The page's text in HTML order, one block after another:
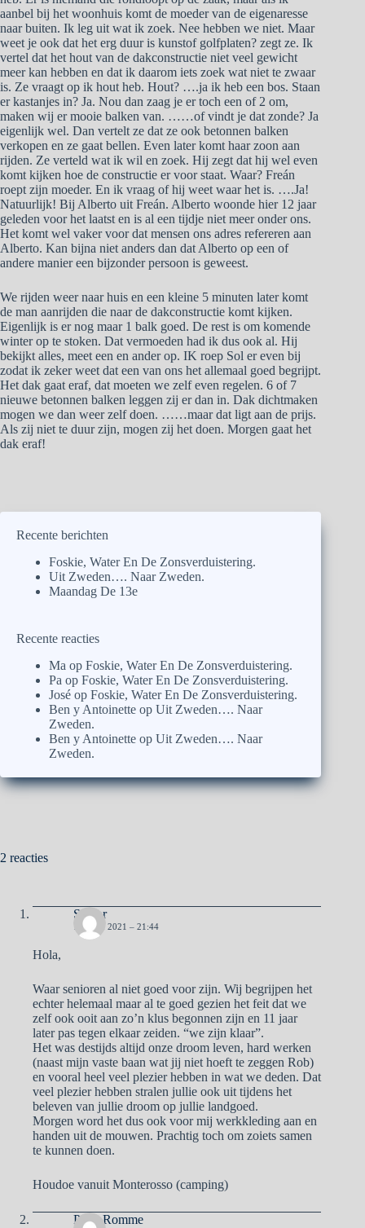
aanbel bij het woonhuis komt de moeder van de eigenaresse
naar buiten. Ik leg uit wat ik zoek. Nee hebben we niet. Maar
weet je ook dat het erg duur is kunstof golfplaten? zegt ze. Ik
vertel dat het hout van de dakconstructie niet veel gewicht
meer kan hebben en dat ik daarom iets zoek wat niet te zwaar
is. Ze vraagt op ik hout heb. Hout? ….ja ik heb een bos. Staan
er kastanjes in? Ja. Nou dan zaag je er toch een of 2 om,
maken wij er mooie balken van. ……of vindt je dat zonde? Ja
eigenlijk wel. Dan vertelt ze dat ze ook betonnen balken
verkopen en ze gaat bellen. Even later komt haar zoon aan
rijden. Ze verteld wat ik wil en zoek. Hij zegt dat hij wel even
komt kijken hoe de constructie er voor staat. Waar? Freán
roept zijn moeder. En ik vraag of hij weet waar het is. ….Ja!
Natuurlijk! Bij Alberto uit Freán. Alberto woonde hier 12 jaar
geleden voor het laatst en is al een tijdje niet meer onder ons.
Het komt wel vaker voor dat mensen ons adres refereren aan
Alberto. Kan bijna niet anders dan dat Alberto op een of
andere manier een bijzonder persoon is geweest.
We rijden weer naar huis en een kleine 5 minuten later komt
de man aanrijden die naar de dakconstructie komt kijken.
Eigenlijk is er nog maar 1 balk goed. De rest is om komende
winter op te stoken. Dat vermoeden had ik dus ook al. Hij
bekijkt alles, meet een en ander op. IK roep Sol er even bij
zodat ik zeker weet dat een van ons het allemaal goed begrijpt.
Het dak gaat eraf, dat moeten we zelf even regelen. 6 of 7
nieuwe betonnen balken leggen zij er dan in. Dak dichtmaken
mogen we dan weer zelf doen. ……maar dat ligt aan de prijs.
Als zij niet te duur zijn, mogen zij het doen. Morgen gaat het
dak eraf!
Recente berichten
Foskie, Water En De Zonsverduistering.
Uit Zweden…. Naar Zweden.
Maandag De 13e
Recente reacties
Ma op Foskie, Water En De Zonsverduistering.
Pa op Foskie, Water En De Zonsverduistering.
José op Foskie, Water En De Zonsverduistering.
Ben y Antoinette op Uit Zweden…. Naar
Zweden.
Ben y Antoinette op Uit Zweden…. Naar
Zweden.
2 reacties
Senior
16 JUNI 2021 – 21:44
Hola,
Waar senioren al niet goed voor zijn. Wij begrijpen het
echter helemaal maar al te goed gezien het feit dat we
zelf ook ooit aan zo’n klus begonnen zijn en 11 jaar
later pas tegen elkaar zeiden. “we zijn klaar”.
Het was destijds altijd onze droom leven, hard werken
(naast mijn vaste baan wat jij niet hoeft te zeggen Rob)
en vooral heel veel plezier hebben in wat we deden. Dat
veel plezier hebben stralen jullie ook uit tijdens het
beleven van jullie droom op jullie landgoed.
Morgen word het dus ook voor mij werkkleding aan en
handen uit de mouwen. Prachtig toch om zoiets samen
te kunnen doen.
Houdoe vanuit Monterosso (camping)
Petra Romme